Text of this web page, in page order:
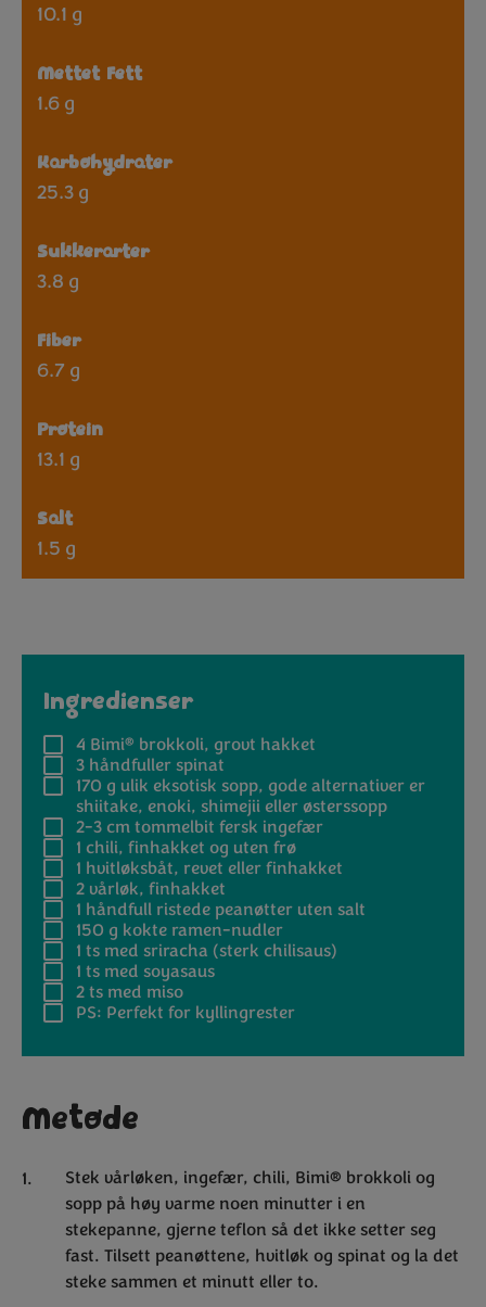
10.1 g
Mettet Fett
1.6 g
Karbohydrater
25.3 g
Sukkerarter
3.8 g
Fiber
6.7 g
Protein
13.1 g
Salt
1.5 g
Ingredienser
4 Bimi® brokkoli, grovt hakket
3 håndfullerspinat
170 g ulik eksotisk sopp, gode alternativer er
shiitake, enoki, shimejii eller østerssopp
2-3 cmtommelbit fersk ingefær
1 chili, finhakket og uten frø
1 hvitløksbåt, revet eller finhakket
2 vårløk, finhakket
1 håndfull ristede peanøtter uten salt
150 g kokte ramen-nudler
1 ts med sriracha (sterk chilisaus)
1 ts med soyasaus
2 ts med miso
PS: Perfekt for kyllingrester
Metode
Stek vårløken, ingefær, chili, Bimi® brokkoli og
sopp på høy varme noen minutter i en
stekepanne, gjerne teflon så det ikke setter seg
fast. Tilsett peanøttene, hvitløk og spinat og la det
steke sammen et minutt eller to.